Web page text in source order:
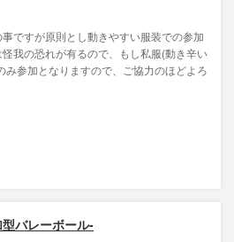
ですが原則とし動きやすい服装での参加
我の恐れが有るので、もし私服(動き辛い
み参加となりますので、ご協力のほどよろ
バレーボール-